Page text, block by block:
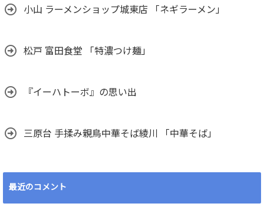
小山 ラーメンショップ城東店 「ネギラーメン」
松戸 富田食堂 「特濃つけ麺」
『イーハトーボ』の思い出
三原台 手揉み親鳥中華そば綾川 「中華そば」
最近のコメント